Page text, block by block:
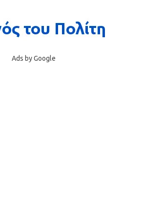
Ads by Google